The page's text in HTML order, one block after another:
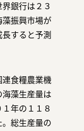
銀行は２３
振興市場が
すると予測
食糧農業機
藻生産量は
年の１１８
総生産量の